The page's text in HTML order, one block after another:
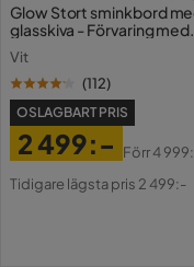
Glow Stort sminkbord
glasskiva - Förvaring med
Vit
(112)
OSLAGBART PRIS
Pris
2 499:-
Original
Förr4
Tidigare lägsta pris 2 499:-